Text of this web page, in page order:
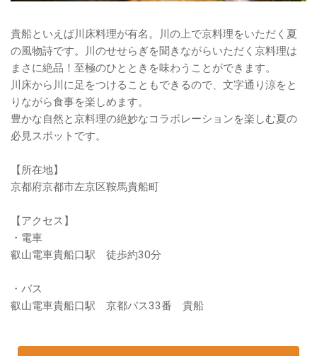
貴船といえば川床料理が有名。川の上で京料理をいただく夏
の風物詩です。川のせせらぎを聞きながらいただく京料理は
まさに絶品！至極のひとときを味わうことができます。
川床から川に足をつけることもできるので、文字通り涼をと
りながら食事を楽しめます。
豊かな自然と京料理の絶妙なコラボレーションを楽しむ夏の
必見スポットです。
【所在地】
京都府京都市左京区鞍馬貴船町
【アクセス】
・電車
叡山電車貴船口駅 徒歩約30分
・バス
叡山電車貴船口駅 京都バス33番 貴船